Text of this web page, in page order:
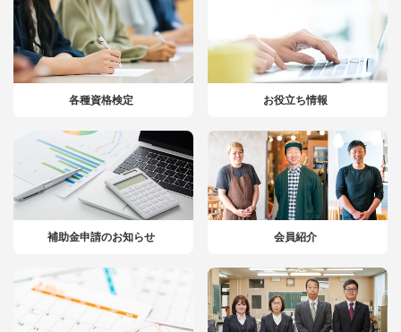
各種資格検定 お役立ち情報
補助金申請のお知らせ 会員紹介